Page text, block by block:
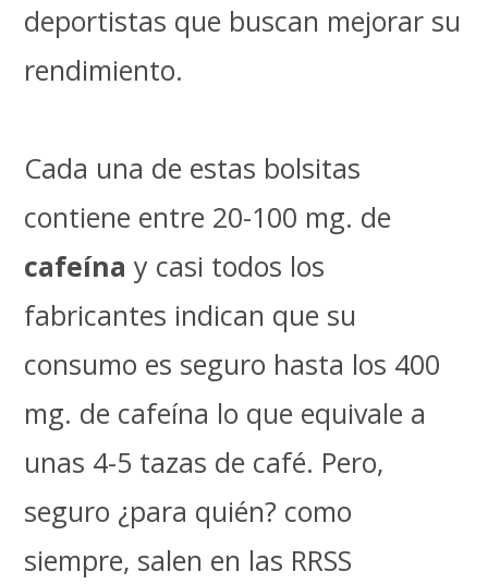
deportistas que buscan mejorar su
rendimiento.
Cada una de estas bolsitas
contiene entre 20-100 mg. de
cafeína y casi todos los
fabricantes indican que su
consumo es seguro hasta los 400
mg. de cafeína lo que equivale a
unas 4-5 tazas de café. Pero,
seguro ¿para quién? como
siempre, salen en las RRSS